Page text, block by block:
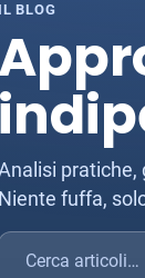
BLOG
pratiche,
fuffa,